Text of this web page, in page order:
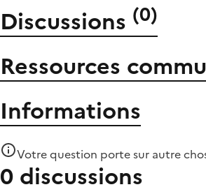
Discussions (0)
Ressources
Informations
Votre question porte sur autre
0 discussions